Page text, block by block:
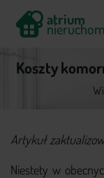
Co
Jak
atrium
Koszty
Artykuł
Niestety w